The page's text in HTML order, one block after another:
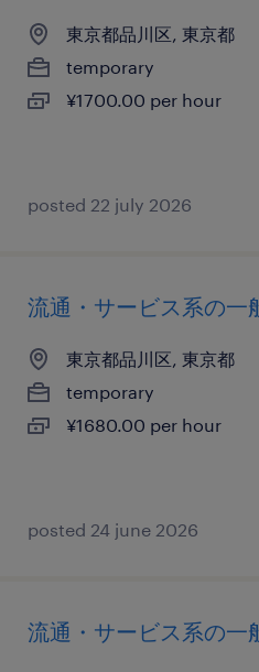
東京都品川区, 東京都
temporary
¥1700.00 per hour
posted 22 july 2026
流通・サービス系の一
東京都品川区, 東京都
temporary
¥1680.00 per hour
posted 24 june 2026
流通・サービス系の一